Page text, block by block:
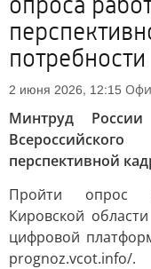
потребности
2 июня 2026, 12:15
Минтруд
перспективной
Пройти опрос
Кировской
цифровой
prognoz.vcot.info/.